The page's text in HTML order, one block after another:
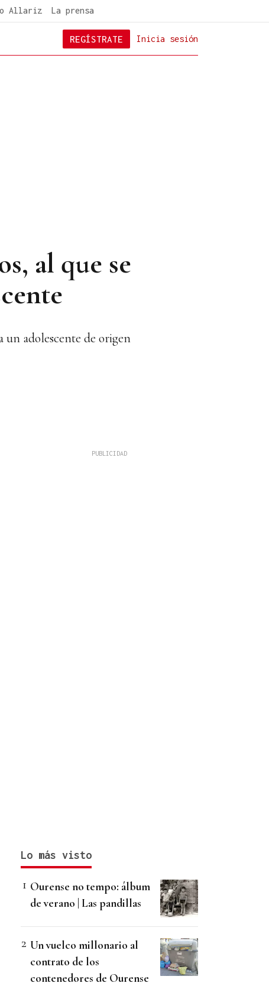
Allariz La prensa
Inicia sesión
REGÍSTRATE
al que se
un adolescente de origen
Lo más visto
Ourense no tempo: álbum
de verano | Las pandillas
Un vuelco millonario al
contrato de los
contenedores de Ourense